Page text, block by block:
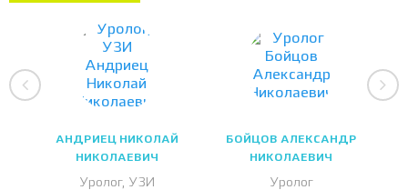
АНДРИЕЦ НИКОЛАЙ
НИКОЛАЕВИЧ
Уролог, УЗИ
БОЙЦОВ АЛЕКСАНДР
НИКОЛАЕВИЧ
Уролог